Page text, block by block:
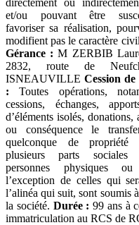
et/ou pouvant être
favoriser sa réalisation,
modifient pas le caractère
Gérance : M ZERBIB
2832, route de
ISNEAUVILLE Cession
: Toutes opérations,
cessions, échanges,
d’éléments isolés,
ou conséquence le
quelconque de
plusieurs parts sociales
personnes physiques
l’exception de celles qui
l’alinéa qui suit, sont soumis
la société. Durée : 99 ans à
immatriculation au RCS de